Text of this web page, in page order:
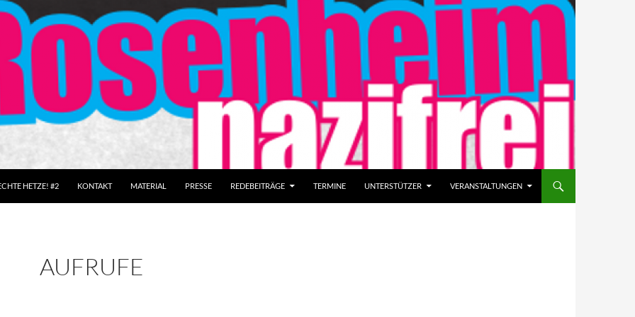
HETZE! #2 KONTAKT MATERIAL PRESSE REDEBEITRÄGE TERMINE UNTERSTÜTZER VERANSTALTUNGEN
AUFRUFE